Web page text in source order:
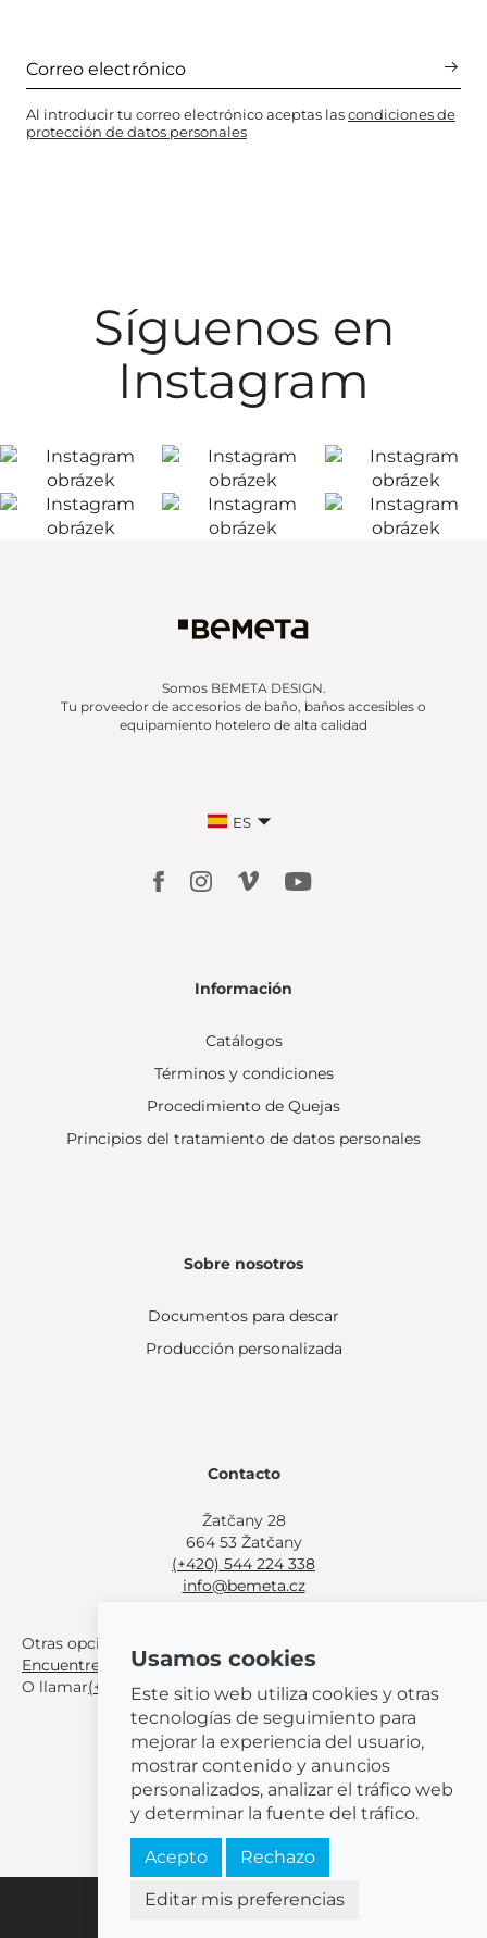
Al introducir tu correo electrónico aceptas lascondiciones de
protección de datos personales
Síguenos en
Instagram
Somos BEMETA DESIGN.
Tu proveedor de accesorios de baño, baños accesibles o
equipamiento hotelero de alta calidad
ES
Información
Catálogos
Términos y condiciones
Procedimiento de Quejas
Principios del tratamiento de datos personales
Sobre nosotros
Documentos para descar
Producción personalizada
Contacto
Žatčany 28
664 53 Žatčany
(+420) 544 224 338
info@bemeta.cz
Otras opciones de compra:
Encuentre un distribuidor cerca de usted
O llamar(+420) 544 224 338.
© 2026 BEMETA
Usamos cookies
Este sitio web utiliza cookies y otras
tecnologías de seguimiento para
mejorar la experiencia del usuario,
mostrar contenido y anuncios
personalizados, analizar el tráfico web
y determinar la fuente del tráfico.
Acepto Rechazo
Editar mis preferencias